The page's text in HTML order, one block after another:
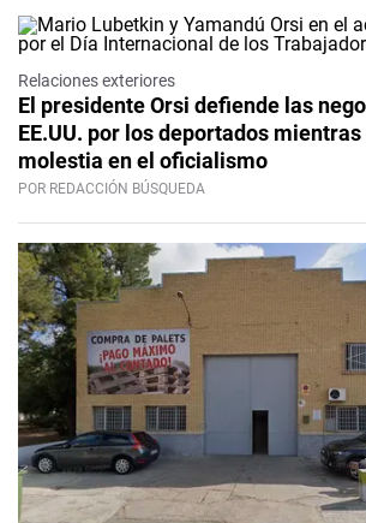
Relaciones exteriores
El presidente Orsi defiende las
EE.UU. por los deportados
molestia en el oficialismo
POR REDACCIÓN BÚSQUEDA